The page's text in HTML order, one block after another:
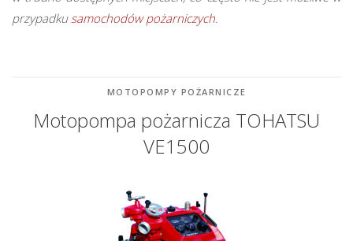
przypadku samochodów pożarniczych
MOTOPOMPY POŻARNICZE
Motopompa pożarnicza TOHATSU
VE1500